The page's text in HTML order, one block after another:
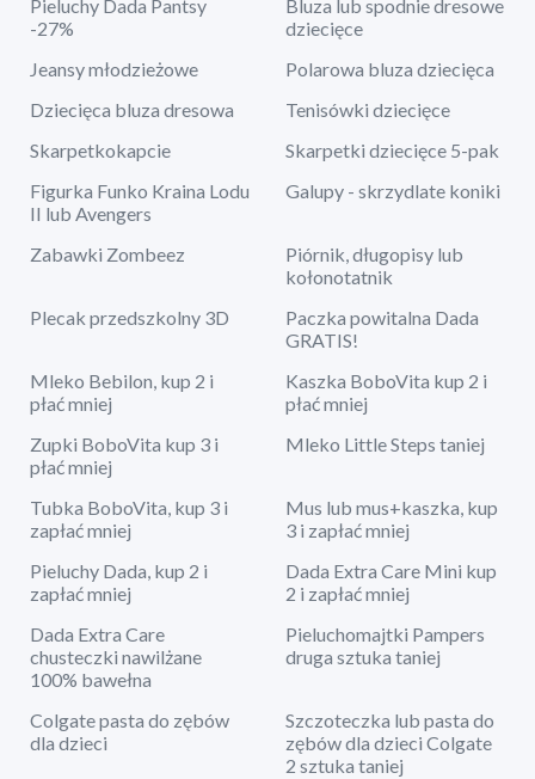
Pieluchy Dada Pantsy
-27%
Bluza lub spodnie dresowe
dziecięce
Jeansy młodzieżowe
Polarowa bluza dziecięca
Dziecięca bluza dresowa
Tenisówki dziecięce
Skarpetkokapcie
Skarpetki dziecięce 5-pak
Figurka Funko Kraina Lodu
II lub Avengers
Galupy - skrzydlate koniki
Zabawki Zombeez
Piórnik, długopisy lub
kołonotatnik
Plecak przedszkolny 3D
Paczka powitalna Dada
GRATIS!
Mleko Bebilon, kup 2 i
płać mniej
Kaszka BoboVita kup 2 i
płać mniej
Zupki BoboVita kup 3 i
płać mniej
Mleko Little Steps taniej
Tubka BoboVita, kup 3 i
zapłać mniej
Mus lub mus+kaszka, kup
3 i zapłać mniej
Pieluchy Dada, kup 2 i
zapłać mniej
Dada Extra Care Mini kup
2 i zapłać mniej
Dada Extra Care
chusteczki nawilżane
100% bawełna
Pieluchomajtki Pampers
druga sztuka taniej
Colgate pasta do zębów
dla dzieci
Szczoteczka lub pasta do
zębów dla dzieci Colgate
2 sztuka taniej